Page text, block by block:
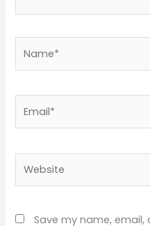
Save my name,